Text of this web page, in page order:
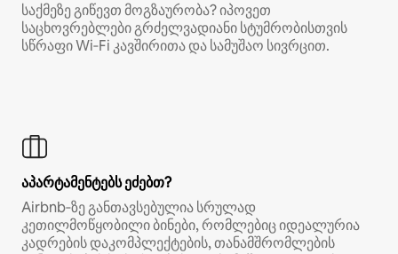
საქმეზე გიწევთ მოგზაურობა? იპოვეთ
საცხოვრებლები გრძელვადიანი სტუმრობისთვის
სწრაფი Wi‑Fi კავშირითა და სამუშაო სივრცით.
აპარტამენტებს ეძებთ?
Airbnb‑ზე განთავსებულია სრულად
კეთილმოწყობილი ბინები, რომლებიც იდეალურია
კადრების დაკომპლექტების, თანამშრომლების